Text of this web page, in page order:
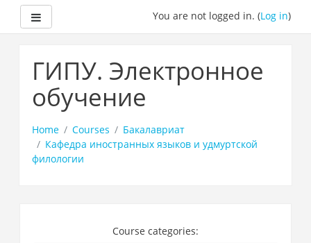
You are not logged in. (Log in)
ГИПУ. Электронное
обучение
Home Courses
Бакалавриат
Кафедра иностранных языков и удмуртской
филологии
Course categories: